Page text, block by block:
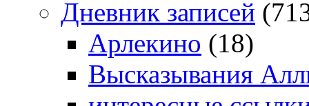
Дневник записей
Арлекино (18)
Высказывания